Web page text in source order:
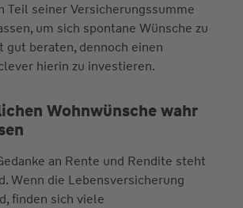
Teil seiner Versicherungssumme
um sich spontane Wünsche zu
gut beraten, dennoch einen
hierin zu investieren.
Wohnwünsche wahr
an Rente und Rendite steht
Wenn die Lebensversicherung
finden sich viele